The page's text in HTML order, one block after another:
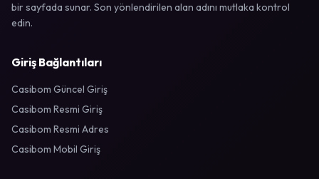
bir sayfada sunar. Son yönlendirilen alan adını mutlaka kontrol
edin.
Giriş Bağlantıları
Casibom Güncel Giriş
Casibom Resmi Giriş
Casibom Resmi Adres
Casibom Mobil Giriş